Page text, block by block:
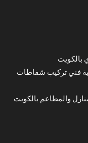
بالكويت
فني تركيب شفاطات
والمطاعم بالكويت